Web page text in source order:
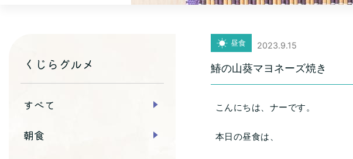
昼食 2023.9.15
鰆の山葵マヨネーズ焼き
こんにちは、ナーです。
本日の昼食は、
くじらグルメ
すべて
朝食